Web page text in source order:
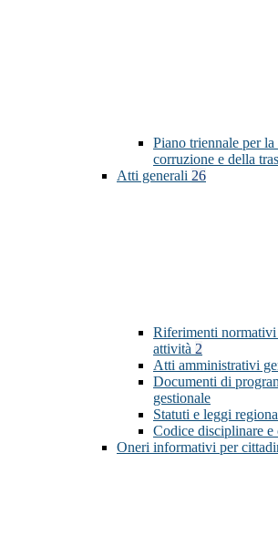
Piano triennale per
corruzione e della
Atti generali 26
Riferimenti normativi
attività 2
Atti amministrativi
Documenti di
gestionale
Statuti e leggi
Codice disciplinare e
Oneri informativi per